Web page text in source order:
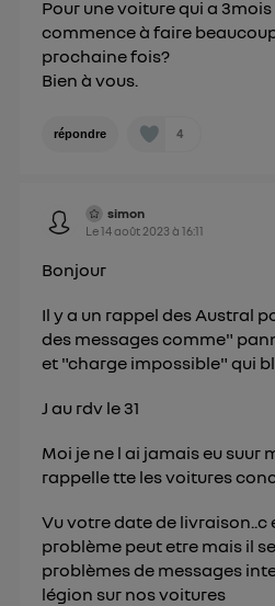
Pour une voiture qui a
commence à faire
prochaine fois?
Bien à vous.
répondre 4
simon
Le14 août 2023 à16:11
Bonjour
Il y a un rappel des Austral
des messages comme"
et "charge impossible" qui
J au rdv le 31
Moi je ne l ai jamais eu suur
rappelle tte les voitures
Vu votre date de livraison..c
problème peut etre mais il
problèmes de messages
légion sur nos voitures